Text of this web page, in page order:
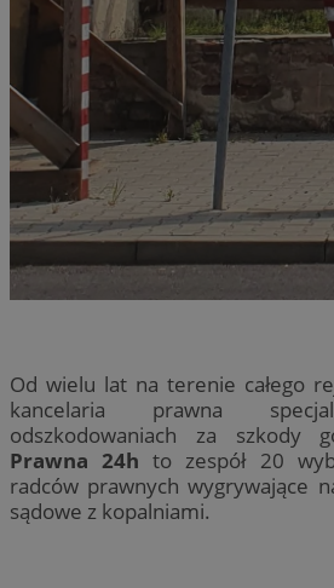
Od wielu lat na terenie całego
kancelaria prawna
odszkodowaniach za szkody
Prawna 24h to zespół 20
radców prawnych wygrywające
sądowe z kopalniami.